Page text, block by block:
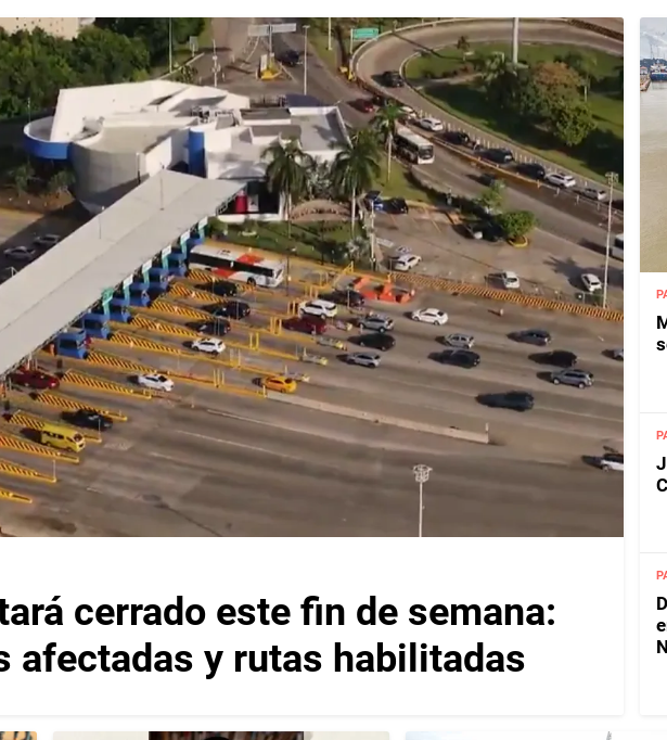
cerrado este fin de semana:
afectadas y rutas habilitadas